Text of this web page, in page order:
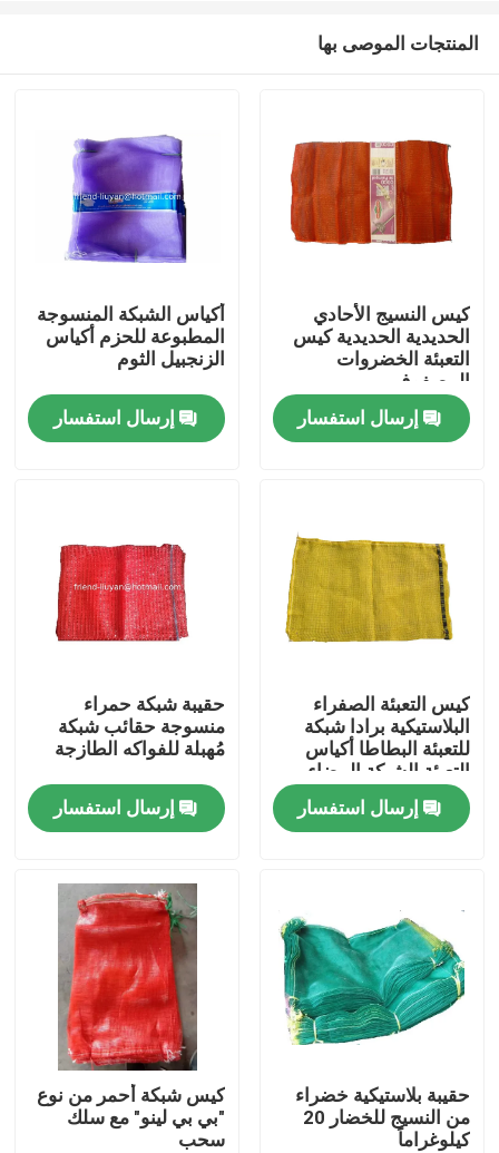
المنتجات
حول بنا
ضبط الجودة
اتصل بنا
Russian website
الستار المغناطيسي للباب
شبكة ظلال PE
المنتجات الموصى بها
كيس النسيج الأحادي
الحديدية الحديدية كيس
التعبئة الخضروات
المصفوف
إرسال استفسار
أكياس الشبكة المنسوجة
المطبوعة للحزم أكياس
الزنجبيل الثوم
إرسال استفسار
كيس التعبئة الصفراء
البلاستيكية برادا شبكة
للتعبئة البطاطا أكياس
التعبئة الشبكة البيضاء
إرسال استفسار
حقيبة شبكة حمراء
منسوجة حقائب شبكة
مُهبلة للفواكه الطازجة
إرسال استفسار
حقيبة بلاستيكية خضراء
من النسيج للخضار 20
كيلوغراماً
كيس شبكة أحمر من نوع
"بي بي لينو" مع سلك
سحب